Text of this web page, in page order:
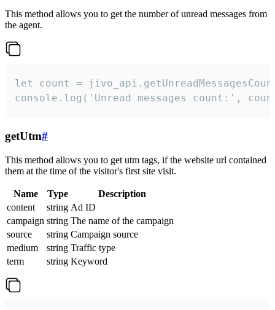
This method allows you to get the number of unread messages from
the agent.
let count =
console.log('Unread messages count:',
getUtm#
This method allows you to get utm tags, if the website url contained
them at the time of the visitor's first site visit.
Name Type
Description
content
string Ad ID
campaign string The name of the campaign
source
string Campaign source
medium
string Traffic type
term
string Keyword